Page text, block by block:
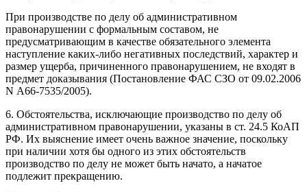
При производстве по делу об административном
правонарушении с формальным составом, не
предусматривающим в качестве обязательного элемента
наступление каких-либо негативных последствий, характер и
размер ущерба, причиненного правонарушением, не входят в
предмет доказывания (Постановление ФАС СЗО от 09.02.2006
N А66-7535/2005).
6. Обстоятельства, исключающие производство по делу об
административном правонарушении, указаны в ст. 24.5 КоАП
РФ. Их выяснение имеет очень важное значение, поскольку
при наличии хотя бы одного из этих обстоятельств
производство по делу не может быть начато, а начатое
подлежит прекращению.